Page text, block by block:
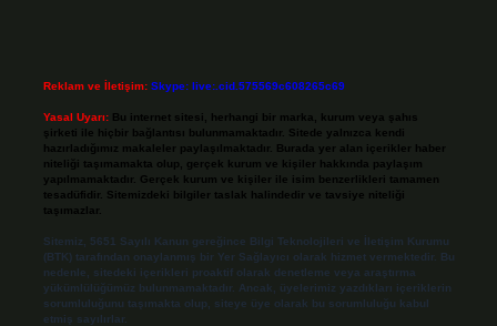
Reklam ve İletişim: Skype: live:.cid.575569c608265c69
Yasal Uyarı: Bu internet sitesi, herhangi bir marka, kurum veya şahıs
şirketi ile hiçbir bağlantısı bulunmamaktadır. Sitede yalnızca kendi
hazırladığımız makaleler paylaşılmaktadır. Burada yer alan içerikler haber
niteliği taşımamakta olup, gerçek kurum ve kişiler hakkında paylaşım
yapılmamaktadır. Gerçek kurum ve kişiler ile isim benzerlikleri tamamen
tesadüfidir. Sitemizdeki bilgiler taslak halindedir ve tavsiye niteliği
taşımazlar.
Sitemiz, 5651 Sayılı Kanun gereğince Bilgi Teknolojileri ve İletişim Kurumu
(BTK) tarafından onaylanmış bir Yer Sağlayıcı olarak hizmet vermektedir. Bu
nedenle, sitedeki içerikleri proaktif olarak denetleme veya araştırma
yükümlülüğümüz bulunmamaktadır. Ancak, üyelerimiz yazdıkları içeriklerin
sorumluluğunu taşımakta olup, siteye üye olarak bu sorumluluğu kabul
etmiş sayılırlar.